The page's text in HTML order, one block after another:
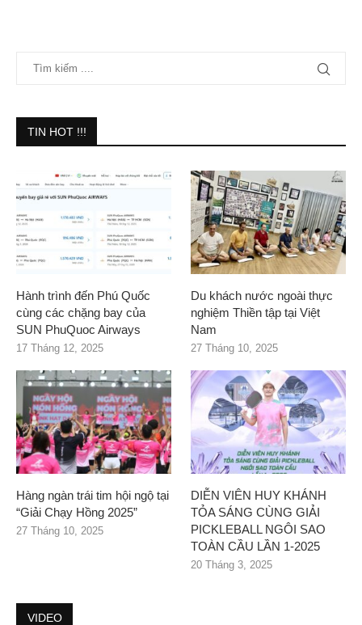
TIN HOT !!!
Hành trình đến Phú Quốc
cùng các chặng bay của
SUN PhuQuoc Airways
17 Tháng 12, 2025
Du khách nước ngoài thực
nghiệm Thiền tập tại Việt
Nam
27 Tháng 10, 2025
Hàng ngàn trái tim hội ngộ tại
“Giải Chạy Hồng 2025”
27 Tháng 10, 2025
DIỄN VIÊN HUY KHÁNH
TỎA SÁNG CÙNG GIẢI
PICKLEBALL NGÔI SAO
TOÀN CẦU LẦN 1-2025
20 Tháng 3, 2025
VIDEO